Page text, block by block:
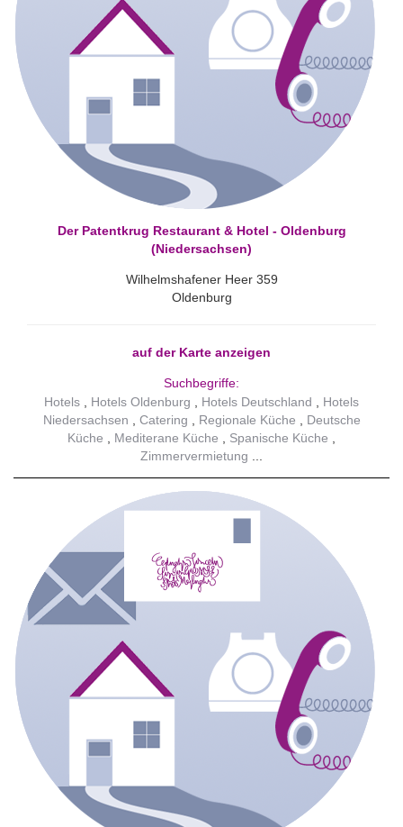
Der Patentkrug Restaurant & Hotel - Oldenburg
(Niedersachsen)
Wilhelmshafener Heer 359
Oldenburg
auf der Karte anzeigen
Suchbegriffe:
Hotels
Hotels Oldenburg Hotels Deutschland
Hotels
Niedersachsen
Catering Regionale Küche
Deutsche
Küche
Mediterane Küche
Spanische Küche
Zimmervermietung